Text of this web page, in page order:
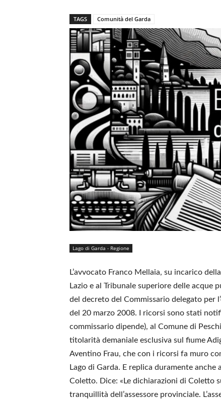
TAGS Comunità del Garda
Lago di Garda - Regione
L’avvocato Franco Mellaia, su incarico
Lazio e al Tribunale superiore delle acque
del decreto del Commissario delegato per
del 20 marzo 2008. I ricorsi sono stati
commissario dipende), al Comune di
titolarità demaniale esclusiva sul fiume
Aventino Frau, che con i ricorsi fa muro
Lago di Garda. E replica duramente anche
Coletto. Dice: «Le dichiarazioni di Coletto
tranquillità dell’assessore provinciale.